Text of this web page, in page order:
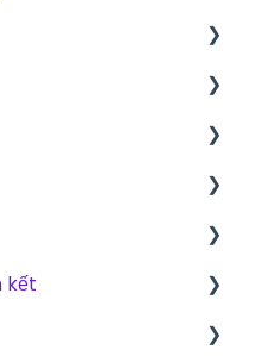
CFD, Hợp Đồng
kết